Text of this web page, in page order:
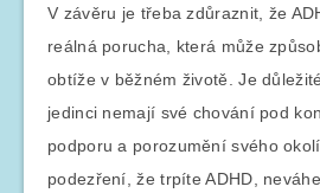
V závěru je třeba zdůraznit, že
reálná porucha, která může
obtíže v běžném životě. Je
jedinci nemají své chování pod
podporu a porozumění svého
podezření, že trpíte ADHD,